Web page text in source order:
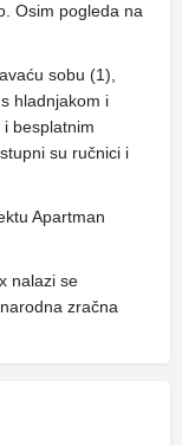
Osim pogleda na
sobu (1),
hladnjakom i
besplatnim
su ručnici i
Apartman
nalazi se
zračna